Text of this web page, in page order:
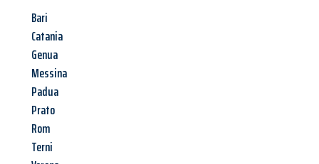
Bari
Catania
Genua
Messina
Padua
Prato
Rom
Terni